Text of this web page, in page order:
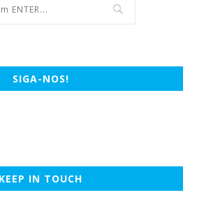
SIGA-NOS!
KEEP IN TOUCH